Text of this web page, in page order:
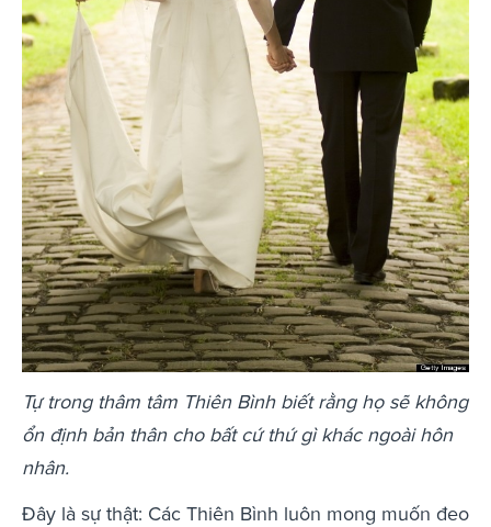
Tự trong thâm tâm Thiên Bình biết rằng họ sẽ không
ổn định bản thân cho bất cứ thứ gì khác ngoài hôn
nhân.
Đây là sự thật: Các Thiên Bình luôn mong muốn đeo